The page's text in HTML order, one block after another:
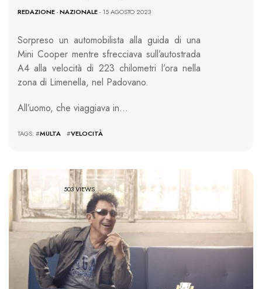
REDAZIONE-NAZIONALE- 15 AGOSTO 2023
Sorpreso un automobilista alla guida di una
Mini Cooper mentre sfrecciava sull’autostrada
A4 alla velocità di 223 chilometri l’ora nella
zona di Limenella, nel Padovano.
All’uomo, che viaggiava in…
TAGS: #MULTA #VELOCITÀ
503 VIEWS